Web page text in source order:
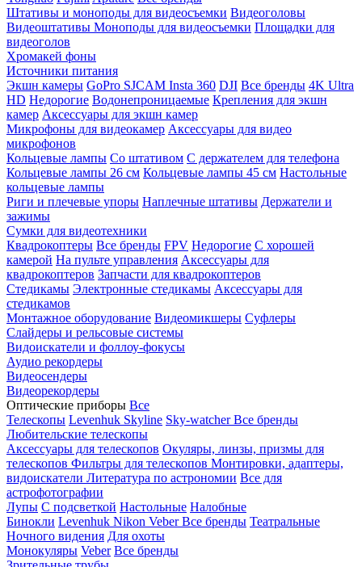
Штативы и моноподы для видеосъемки Видеоголовы
Видеоштативы Моноподы для видеосъемки Площадки для
видеоголов
Хромакей фоны
Источники питания
Экшн камеры GoPro SJCAM Insta 360 DJI Все бренды 4K Ultra
HD Недорогие Водонепроницаемые Крепления для экшн
камер Аксессуары для экшн камер
Микрофоны для видеокамер Аксессуары для видео
микрофонов
Кольцевые лампы Со штативом C держателем для телефона
Кольцевые лампы 26 см Кольцевые лампы 45 см Настольные
кольцевые лампы
Риги и плечевые упоры Наплечные штативы Держатели и
зажимы
Сумки для видеотехники
Квадрокоптеры Все бренды FPV Недорогие С хорошей
камерой На пульте управления Аксессуары для
квадрокоптеров Запчасти для квадрокоптеров
Стедикамы Электронные стедикамы Аксессуары для
стедикамов
Монтажное оборудование Видеомикшеры Суфлеры
Слайдеры и рельсовые системы
Видоискатели и фоллоу-фокусы
Аудио рекордеры
Видеосендеры
Видеорекордеры
Оптические приборы Все
Телескопы Levenhuk Skyline Sky-watcherВсе бренды
Любительские телескопы
Аксессуары для телескопов Окуляры, линзы, призмы для
телескопов Фильтры для телескопов Монтировки, адаптеры,
видоискатели Литература по астрономии Все для
астрофотографии
Лупы С подсветкой Настольные Налобные
Бинокли Levenhuk Nikon VeberВсе бренды Театральные
Ночного видения Для охоты
Монокуляры Veber Все бренды